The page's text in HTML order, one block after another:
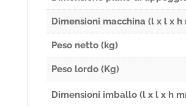
Dimensioni macchina (l x l x h
Peso netto (kg)
Peso lordo (Kg)
Dimensioni imballo (l x l x h